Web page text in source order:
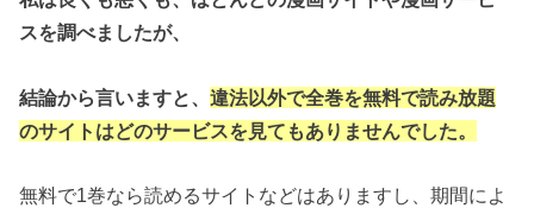
スを調べましたが、
結論から言いますと、違法以外で全巻を無料で読み放題
のサイトはどのサービスを見てもありませんでした。
無料で1巻なら読めるサイトなどはありますし、期間によ